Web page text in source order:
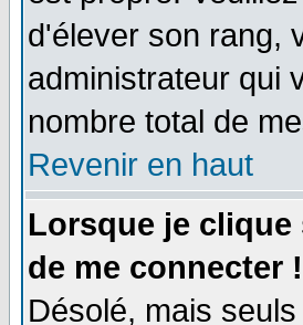
d'élever son rang,
administrateur qui
nombre total de
Revenir en haut
Lorsque je
de me connecter !
Désolé, mais